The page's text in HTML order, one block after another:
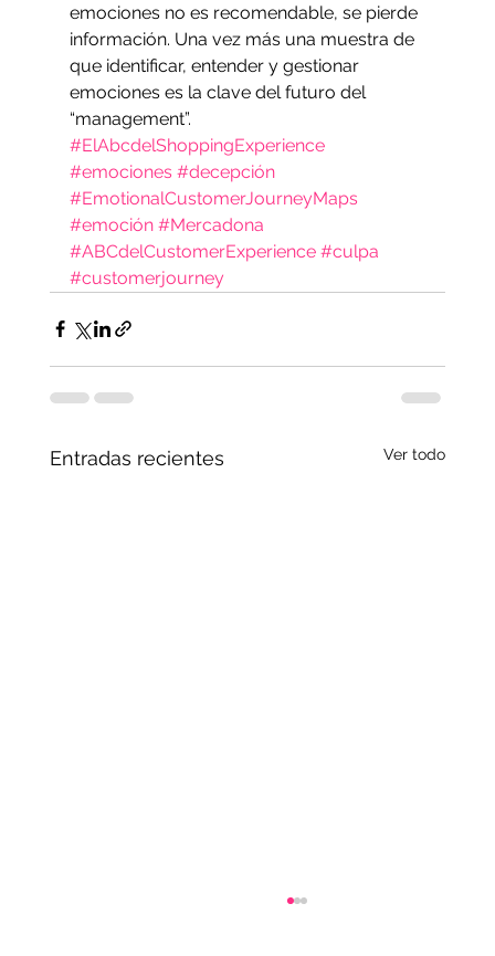
emociones no es recomendable, se pierde
información. Una vez más una muestra de
que identificar, entender y gestionar
emociones es la clave del futuro del
“management”.
#ElAbcdelShoppingExperience
#emociones #decepción
#EmotionalCustomerJourneyMaps
#emoción #Mercadona
#ABCdelCustomerExperience #culpa
#customerjourney
Entradas recientes Ver todo